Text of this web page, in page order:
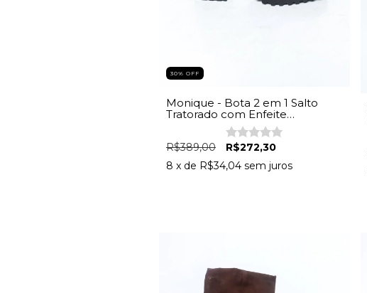
30% OFF
Monique - Bota 2 em 1 Salto
Tratorado com Enfeite
Removível Preto
R$389,00
R$272,30
8 x de R$34,04 sem juros